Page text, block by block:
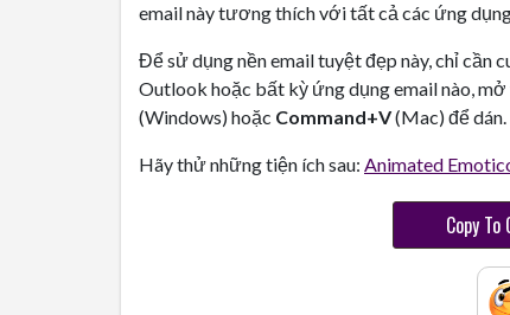
email này tương thích với tất cả các ứng
Để sử dụng nền email tuyệt đẹp này, chỉ cần
Outlook hoặc bất kỳ ứng dụng email nào,
(Windows) hoặc Command+V(Mac) để dán.
Hãy thử những tiện ích sau: Animated
Copy